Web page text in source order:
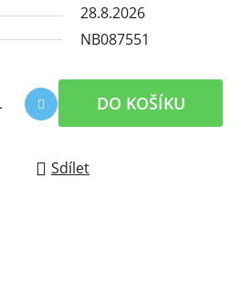
28.8.2026
NB087551
DO KOŠÍKU
Sdílet